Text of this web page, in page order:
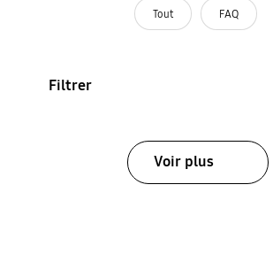
Tout FAQ
Filtrer
Voir plus